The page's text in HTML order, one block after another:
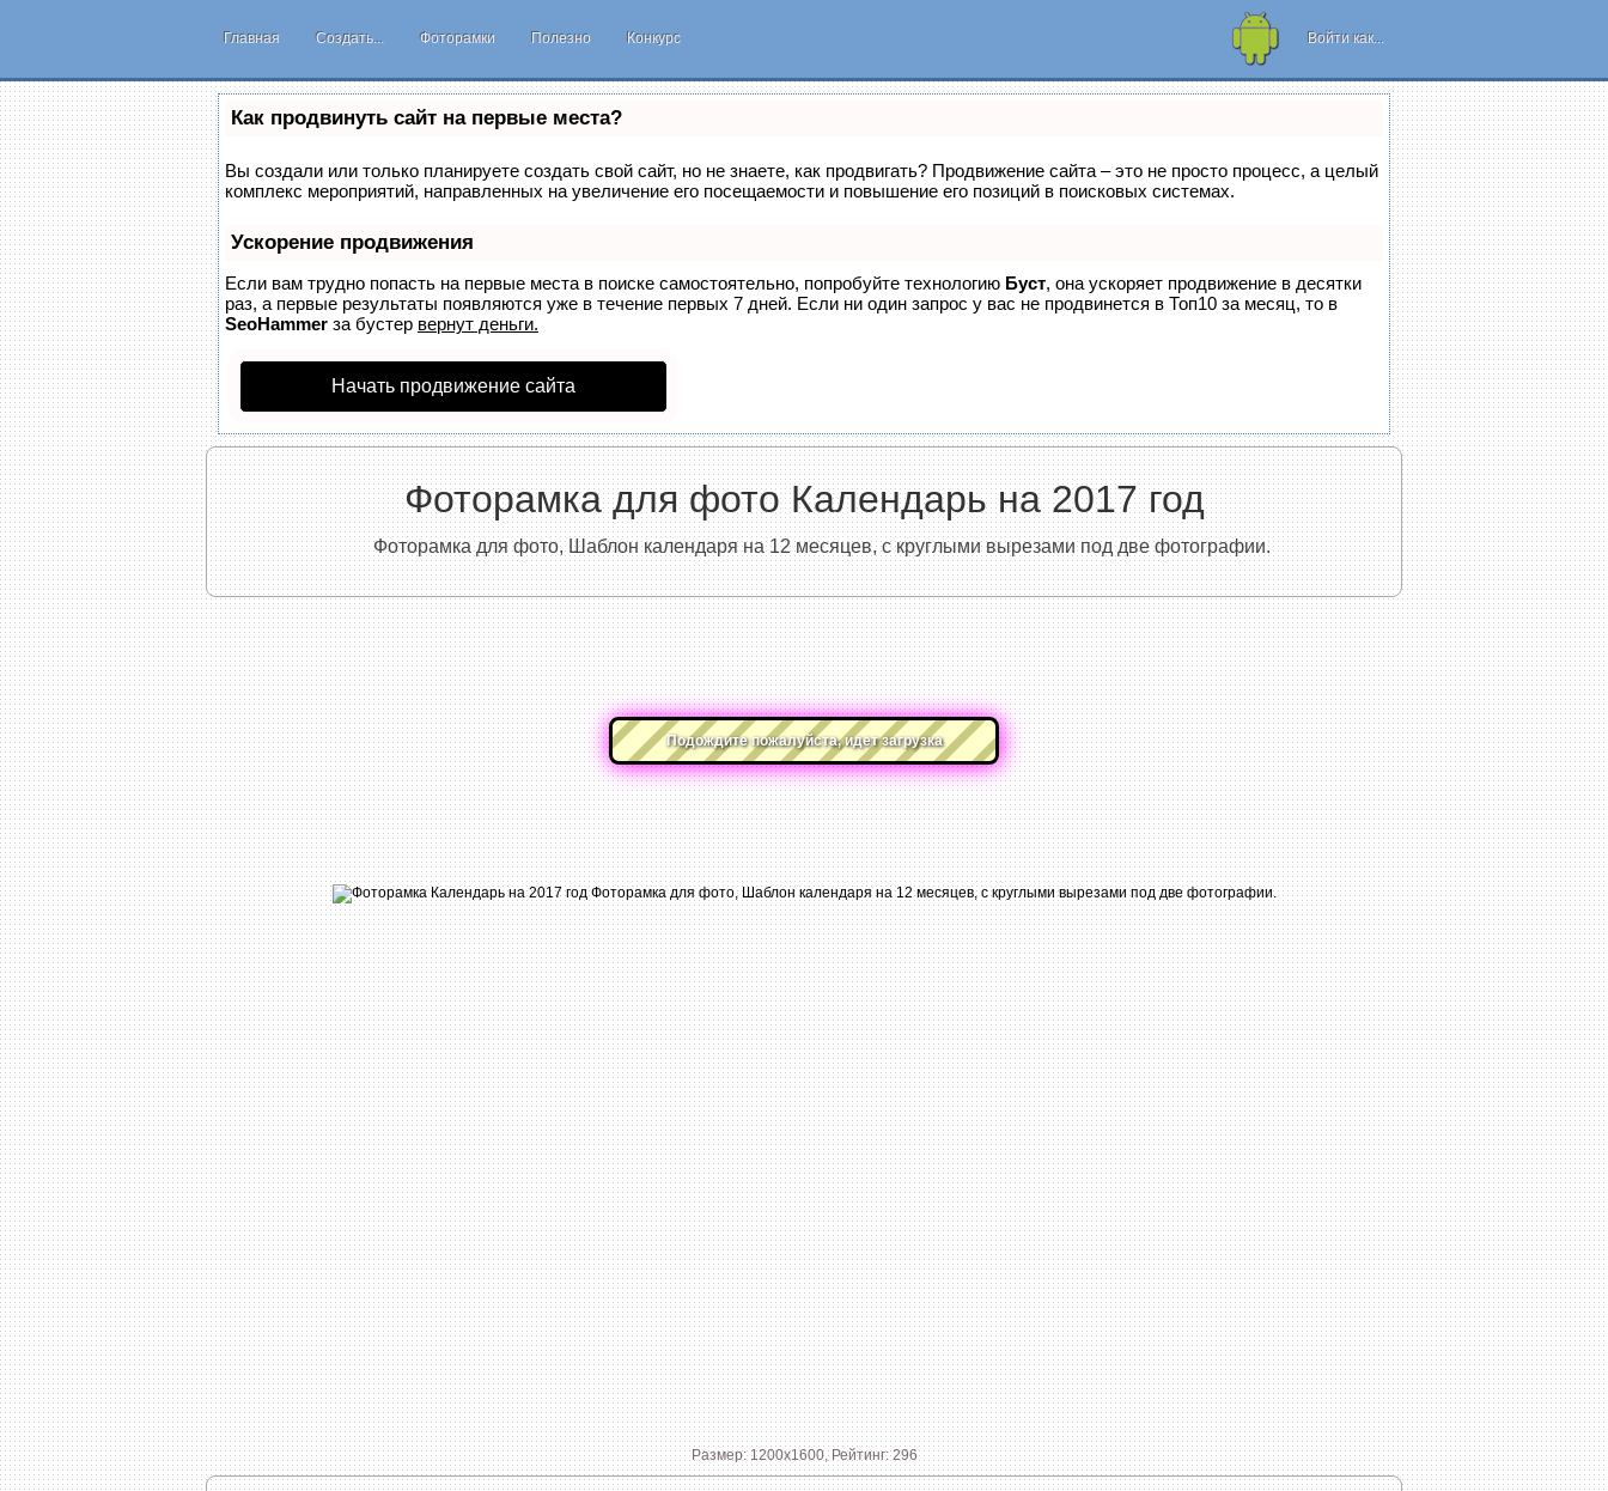
Главная Создать... Фоторамки Полезно Конкурс Войти как...
телефона или
Как продвинуть сайт на первые места?
Вы создали или только планируете создать свой сайт, но не знаете, как продвигать? Продвижение сайта – это не просто процесс, а целый
комплекс мероприятий, направленных на увеличение его посещаемости и повышение его позиций в поисковых системах.
Ускорение продвижения
Если вам трудно попасть на первые места в поиске самостоятельно, попробуйте технологию Буст, она ускоряет продвижение в десятки
раз, а первые результаты появляются уже в течение первых 7 дней. Если ни один запрос у вас не продвинется в Топ10 за месяц, то в
SeoHammer за бустер вернут деньги.
Начать продвижение сайта
Фоторамка для фото Календарь на 2017 год
Фоторамка для фото, Шаблон календаря на 12 месяцев, с круглыми вырезами под две фотографии.
Подождите пожалуйста, идет загрузка
Размер: 1200x1600, Рейтинг: 296